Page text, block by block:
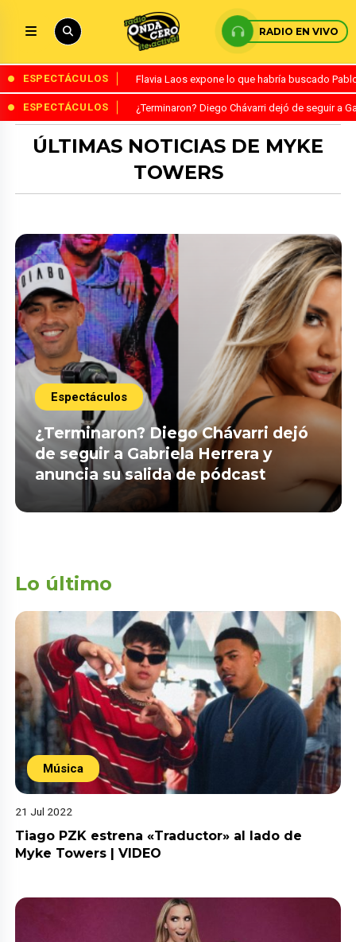
RADIO EN VIVO
ESPECTÁCULOS Flavia Laos expone lo que habría buscado
ESPECTÁCULOS ¿Terminaron? Diego Chávarri dejó de seguir a
ÚLTIMAS NOTICIAS DE MYKE
TOWERS
Espectáculos
¿Terminaron? Diego Chávarri dejó
de seguir a Gabriela Herrera y
anuncia su salida de pódcast
Lo último
Música
21 Jul 2022
Tiago PZK estrena «Traductor» al lado de
Myke Towers | VIDEO